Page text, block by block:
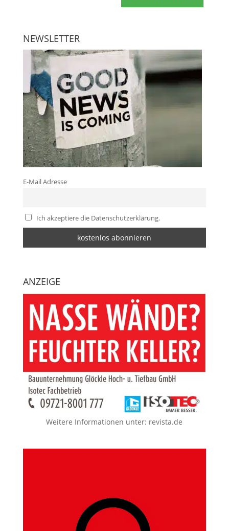
NEWSLETTER
E-Mail Adresse
Ich akzeptiere die Datenschutzerklärung.
ANZEIGE
Weitere Informationen unter: revista.de